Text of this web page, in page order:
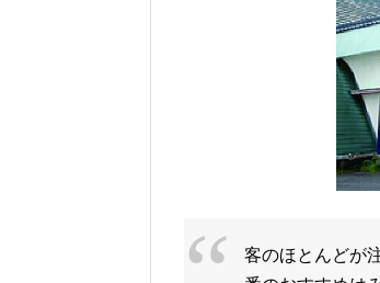
客のほとんどが